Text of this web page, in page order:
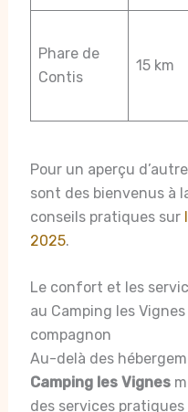
Phare de
Contis
15 km
Pour un aperçu
sont des bienvenus à
conseils pratiques sur
2025.
Le confort et les
au Camping les
compagnon
Au-delà des
Camping les Vignes
des services